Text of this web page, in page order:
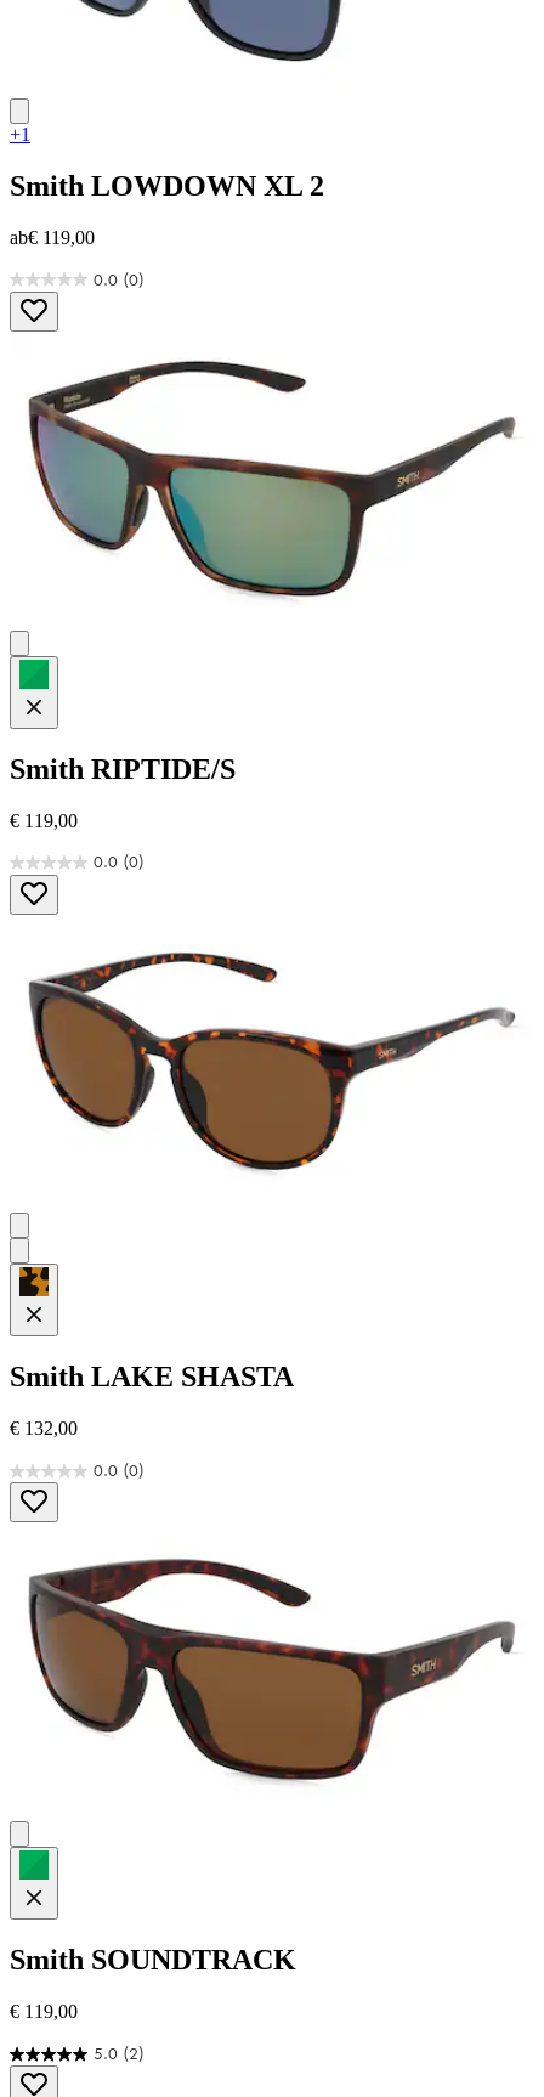
+1
Smith LOWDOWN XL 2
ab€ 119,00
0.0 (0)
0.0
von
5
Smith RIPTIDE/S
€ 119,00
0.0 (0)
0.0
von
5
Smith LAKE SHASTA
€ 132,00
0.0 (0)
0.0
von
5
Smith SOUNDTRACK
€ 119,00
5.0 (2)
5.0
von